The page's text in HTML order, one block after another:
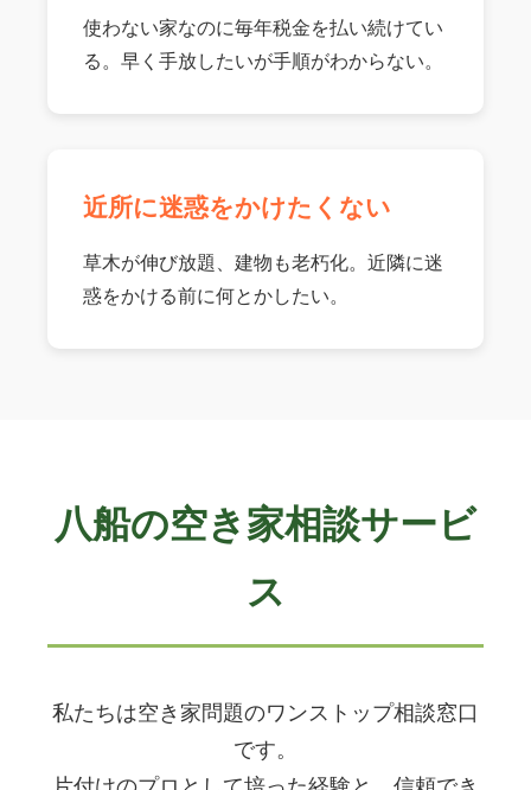
使わない家なのに毎年税金を払い続けてい
る。早く手放したいが手順がわからない。
近所に迷惑をかけたくない
草木が伸び放題、建物も老朽化。近隣に迷
惑をかける前に何とかしたい。
八船の空き家相談サービ
ス
私たちは空き家問題のワンストップ相談窓口
です。